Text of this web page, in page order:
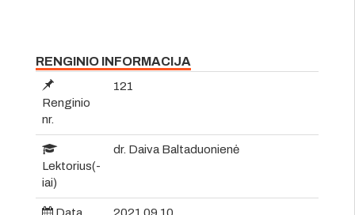
RENGINIO INFORMACIJA
Renginio
nr.
121
Lektorius(-
iai)
dr. Daiva Baltaduonienė